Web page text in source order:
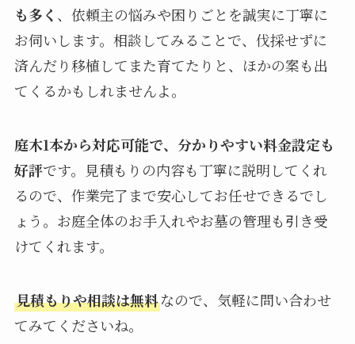
も多く 、依頼主の悩みや困りごとを誠実に丁寧に
お伺いします。相談してみることで、伐採せずに
済んだり移植してまた育てたりと、ほかの案も出
てくるかもしれませんよ。
庭木1本から対応可能で、分かりやすい料金設定も
好評です。見積もりの内容も丁寧に説明してくれ
るので、作業完了まで安心してお任せできるでし
ょう。お庭全体のお手入れやお墓の管理も引き受
けてくれます。
見積もりや相談は無料なので、気軽に問い合わせ
てみてくださいね。